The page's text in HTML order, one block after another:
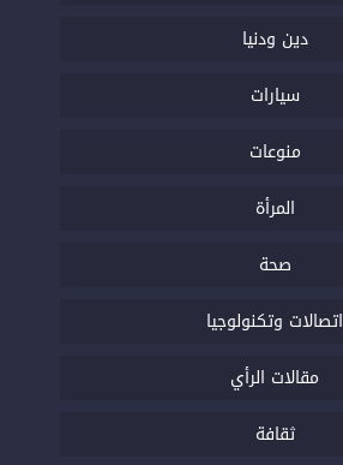
دين ودنيا
سيارات
منوعات
المرأة
صحة
اتصالات وتكنولوجيا
مقالات الرأي
ثقافة